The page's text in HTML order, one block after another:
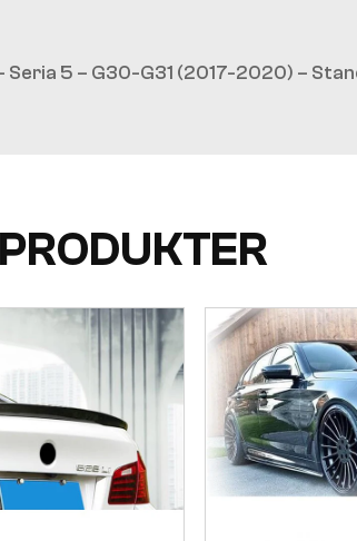
Seria 5 – G30-G31 (2017-2020) –